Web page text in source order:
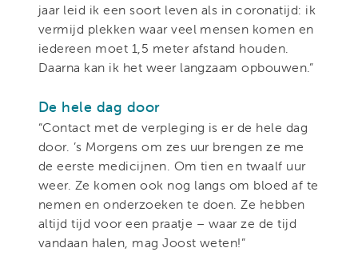
jaar leid ik een soort leven als in coronatijd: ik
vermijd plekken waar veel mensen komen en
iedereen moet 1,5 meter afstand houden.
Daarna kan ik het weer langzaam opbouwen.”
De hele dag door
“Contact met de verpleging is er de hele dag
door. ’s Morgens om zes uur brengen ze me
de eerste medicijnen. Om tien en twaalf uur
weer. Ze komen ook nog langs om bloed af te
nemen en onderzoeken te doen. Ze hebben
altijd tijd voor een praatje – waar ze de tijd
vandaan halen, mag Joost weten!”